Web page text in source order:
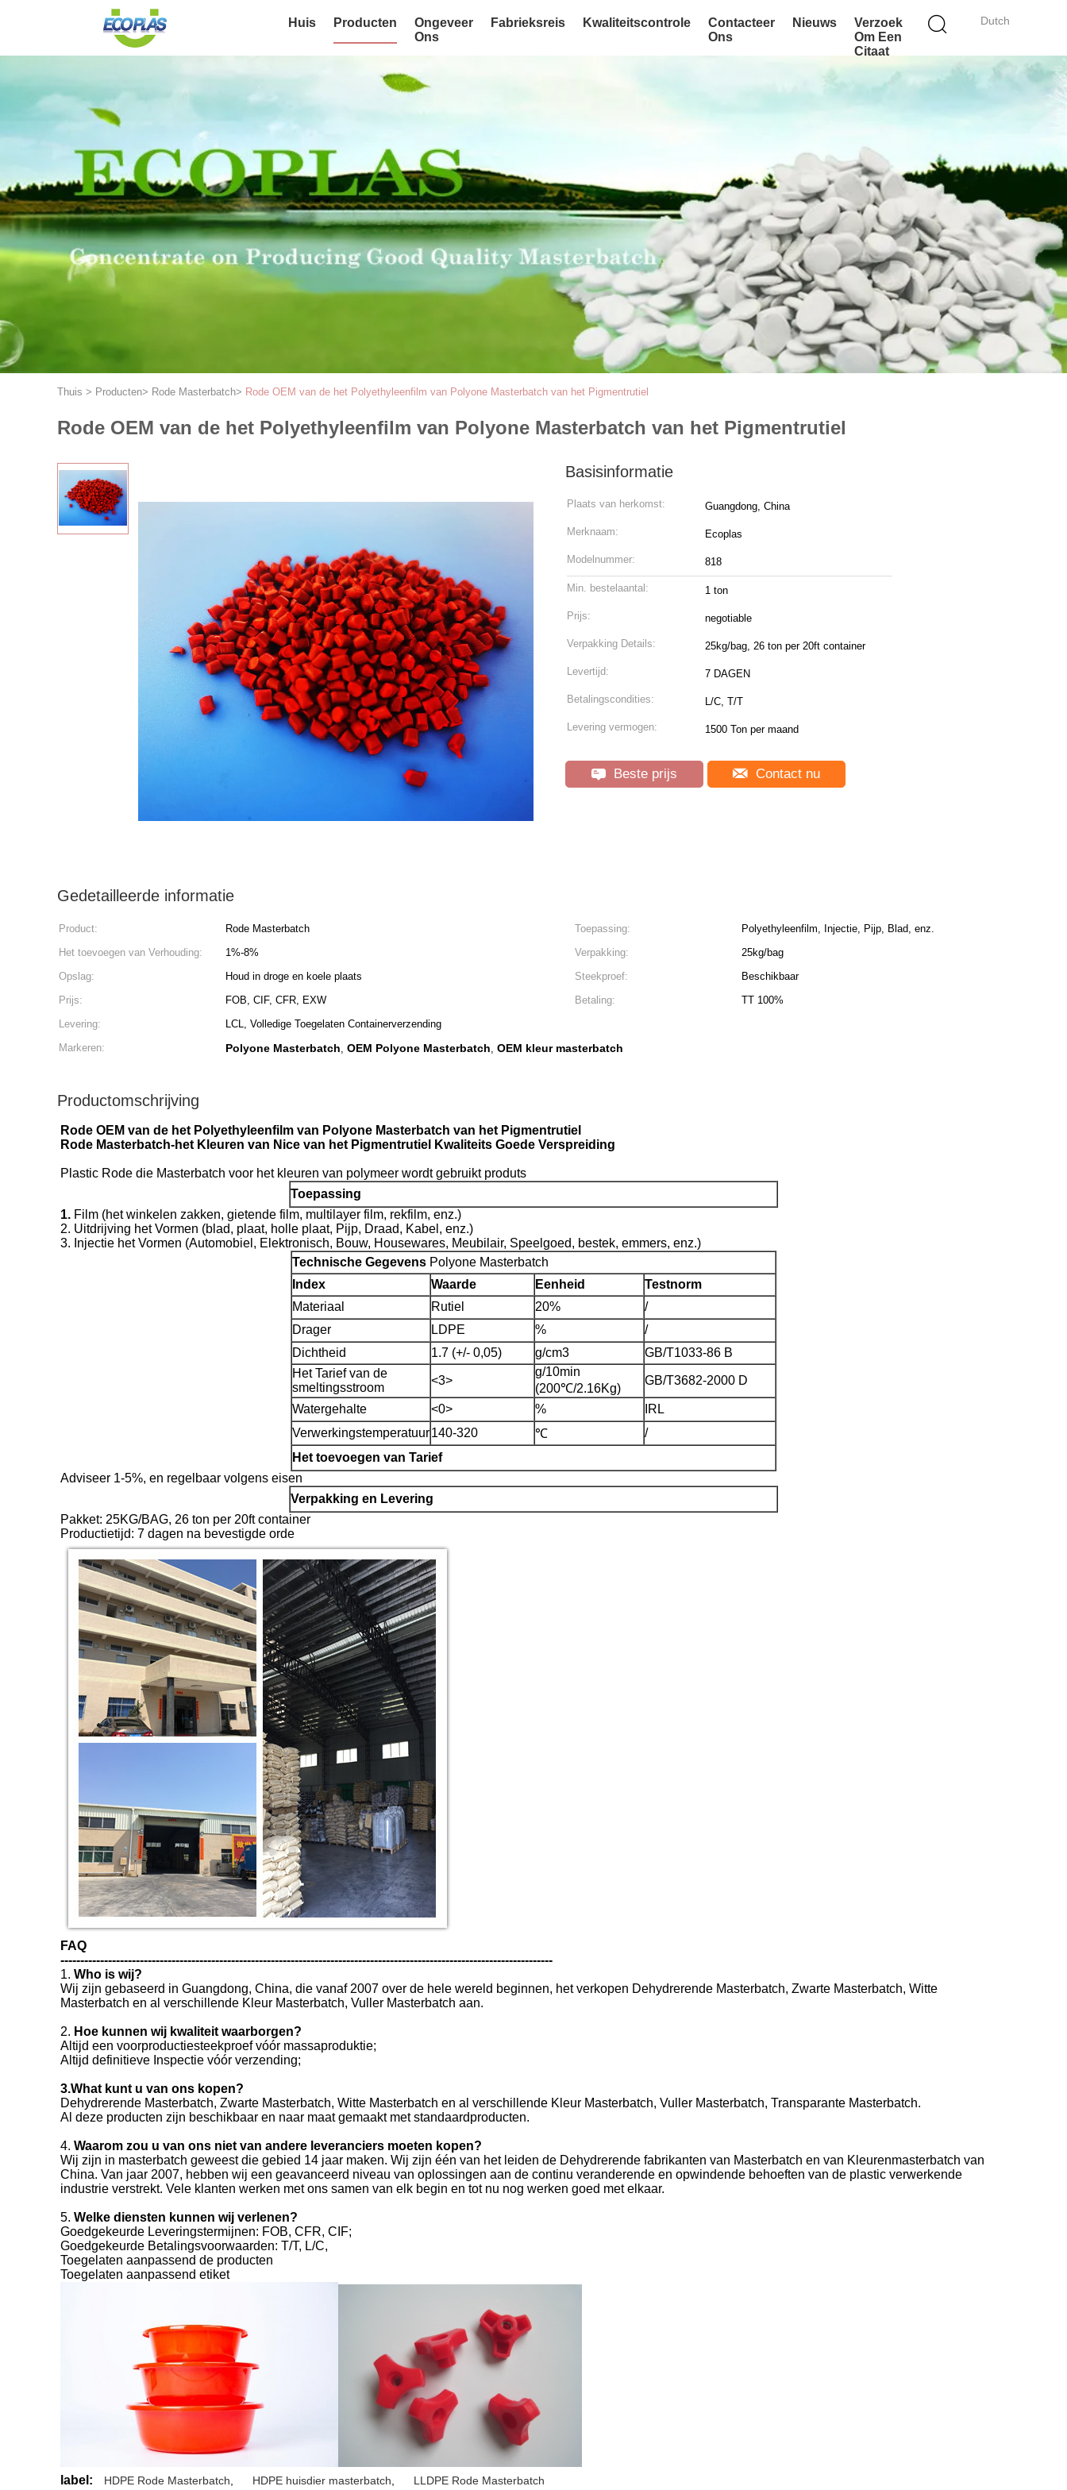
Dutch
Huis Producten
Ongeveer
Ons
Fabrieksreis Kwaliteitscontrole
Contacteer
Ons
Nieuws
Verzoek
Om Een
Citaat
Thuis > Producten> Rode Masterbatch> Rode OEM van de het Polyethyleenfilm van Polyone Masterbatch van het Pigmentrutiel
Rode OEM van de het Polyethyleenfilm van Polyone Masterbatch van het Pigmentrutiel
Basisinformatie
Plaats van herkomst: Guangdong, China
Merknaam: Ecoplas
Modelnummer: 818
Min. bestelaantal: 1 ton
Prijs: negotiable
Verpakking Details: 25kg/bag, 26 ton per 20ft container
Levertijd: 7 DAGEN
Betalingscondities: L/C, T/T
Levering vermogen: 1500 Ton per maand
Beste prijs Contact nu
Gedetailleerde informatie
Product: Rode Masterbatch Toepassing:
Polyethyleenfilm, Injectie, Pijp, Blad, enz.
Het toevoegen van Verhouding:
1%-8% Verpakking:
25kg/bag
Opslag:
Houd in droge en koele plaats Steekproef:
Beschikbaar
Prijs:
FOB, CIF, CFR, EXW Betaling:
TT 100%
Levering:
LCL, Volledige Toegelaten Containerverzending
Markeren:
Polyone Masterbatch, OEM Polyone Masterbatch, OEM kleur masterbatch
Productomschrijving
Rode OEM van de het Polyethyleenfilm van Polyone Masterbatch van het Pigmentrutiel
Rode Masterbatch-het Kleuren van Nice van het Pigmentrutiel Kwaliteits Goede Verspreiding
Plastic Rode die Masterbatch voor het kleuren van polymeer wordt gebruikt produts
Toepassing
1. Film (het winkelen zakken, gietende film, multilayer film, rekfilm, enz.)
2. Uitdrijving het Vormen (blad, plaat, holle plaat, Pijp, Draad, Kabel, enz.)
3. Injectie het Vormen (Automobiel, Elektronisch, Bouw, Housewares, Meubilair, Speelgoed, bestek, emmers, enz.)
Technische Gegevens Polyone Masterbatch
Index
Waarde Eenheid
Testnorm
Materiaal
Rutiel 20%
/
Drager
LDPE %
/
Dichtheid
1.7 (+/- 0,05) g/cm3
GB/T1033-86 B
Het Tarief van de
smeltingsstroom
<3>
g/10min
(200℃/2.16Kg)
GB/T3682-2000 D
Watergehalte <0> %
IRL
Verwerkingstemperatuur140-320 ℃
/
Het toevoegen van Tarief
Adviseer 1-5%, en regelbaar volgens eisen
Verpakking en Levering
Pakket: 25KG/BAG, 26 ton per 20ft container
Productietijd: 7 dagen na bevestigde orde
FAQ
----------------------------------------------------------------------------------------------------------------------------
1. Who is wij?
Wij zijn gebaseerd in Guangdong, China, die vanaf 2007 over de hele wereld beginnen, het verkopen Dehydrerende Masterbatch, Zwarte Masterbatch, Witte
Masterbatch en al verschillende Kleur Masterbatch, Vuller Masterbatch aan.
2. Hoe kunnen wij kwaliteit waarborgen?
Altijd een voorproductiesteekproef vóór massaproduktie;
Altijd definitieve Inspectie vóór verzending;
3.What kunt u van ons kopen?
Dehydrerende Masterbatch, Zwarte Masterbatch, Witte Masterbatch en al verschillende Kleur Masterbatch, Vuller Masterbatch, Transparante Masterbatch.
Al deze producten zijn beschikbaar en naar maat gemaakt met standaardproducten.
4. Waarom zou u van ons niet van andere leveranciers moeten kopen?
Wij zijn in masterbatch geweest die gebied 14 jaar maken. Wij zijn één van het leiden de Dehydrerende fabrikanten van Masterbatch en van Kleurenmasterbatch van
China. Van jaar 2007, hebben wij een geavanceerd niveau van oplossingen aan de continu veranderende en opwindende behoeften van de plastic verwerkende
industrie verstrekt. Vele klanten werken met ons samen van elk begin en tot nu nog werken goed met elkaar.
5. Welke diensten kunnen wij verlenen?
Goedgekeurde Leveringstermijnen: FOB, CFR, CIF;
Goedgekeurde Betalingsvoorwaarden: T/T, L/C,
Toegelaten aanpassend de producten
Toegelaten aanpassend etiket
label: HDPE Rode Masterbatch HDPE huisdier masterbatch LLDPE Rode Masterbatch